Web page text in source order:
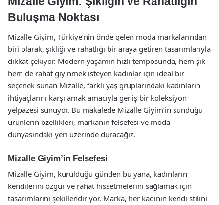
Buluşma Noktası
Mizalle Giyim, Türkiye’nin önde gelen moda markalarından
biri olarak, şıklığı ve rahatlığı bir araya getiren tasarımlarıyla
dikkat çekiyor. Modern yaşamın hızlı temposunda, hem şık
hem de rahat giyinmek isteyen kadınlar için ideal bir
seçenek sunan Mizalle, farklı yaş gruplarındaki kadınların
ihtiyaçlarını karşılamak amacıyla geniş bir koleksiyon
yelpazesi sunuyor. Bu makalede Mizalle Giyim’in sunduğu
ürünlerin özellikleri, markanın felsefesi ve moda
dünyasındaki yeri üzerinde duracağız.
Mizalle Giyim’in Felsefesi
Mizalle Giyim, kurulduğu günden bu yana, kadınların
kendilerini özgür ve rahat hissetmelerini sağlamak için
tasarımlarını şekillendiriyor. Marka, her kadının kendi stilini